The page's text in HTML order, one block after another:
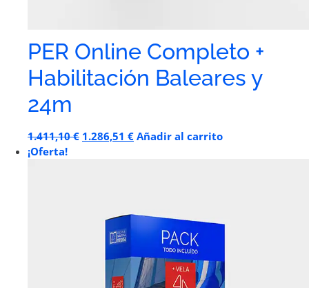
PER Online Completo +
Habilitación Baleares y
24m
1.411,10€ 1.286,51 € Añadir al carrito
¡Oferta!